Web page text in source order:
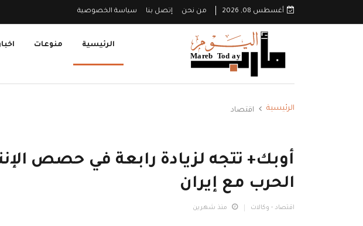
أغسطس 08, 2026 من نحن إتصل بنا سياسة الخصوصية
الرئيسية منوعات
الرئيسية اقتصاد
أوبك+ تتجه لزيادة رابعة في حصص
الحرب مع إيران
اقتصاد - وكالات منذ شهرين